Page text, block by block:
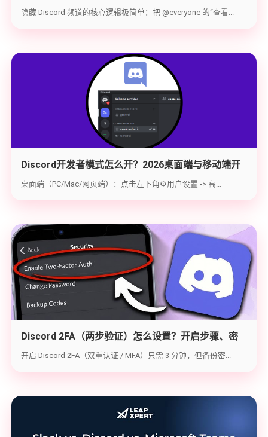
手教你打造 100% 私密的专属频道
隐藏 Discord 频道的核心逻辑极简单：把 @everyone 的“查看...
Discord开发者模式怎么开？2026桌面端与移动端开
启教程与获取ID指南
桌面端（PC/Mac/网页端）：点击左下角⚙️用户设置 -> 高...
Discord 2FA（两步验证）怎么设置？开启步骤、密
钥备份与炸号救急（2026实战版）
开启 Discord 2FA（双重认证 / MFA）只需 3 分钟，但备份密...